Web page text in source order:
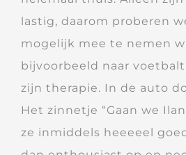
lastig, daarom proberen
mogelijk mee te nemen
bijvoorbeeld naar
zijn therapie. In de auto
Het zinnetje “Gaan we
ze inmiddels heeeeel